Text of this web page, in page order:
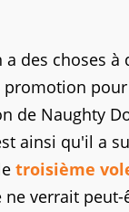
des choses à
promotion
de Naughty
ainsi qu'il a
troisième
verrait